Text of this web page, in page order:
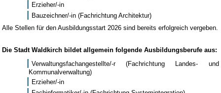
Erzieher/-in
Bauzeichner/-in (Fachrichtung Architektur)
Alle Stellen für den Ausbildungsstart 2026 sind bereits erfolgreich vergeben.
Die Stadt Waldkirch bildet allgemein folgende Ausbildungsberufe aus:
Verwaltungsfachangestellte/-r (Fachrichtung Landes- und
Kommunalverwaltung)
Erzieher/-in